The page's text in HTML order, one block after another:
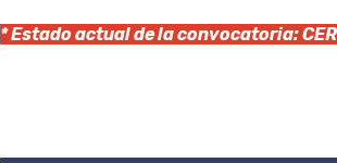
* Estado actual de la convocatoria: